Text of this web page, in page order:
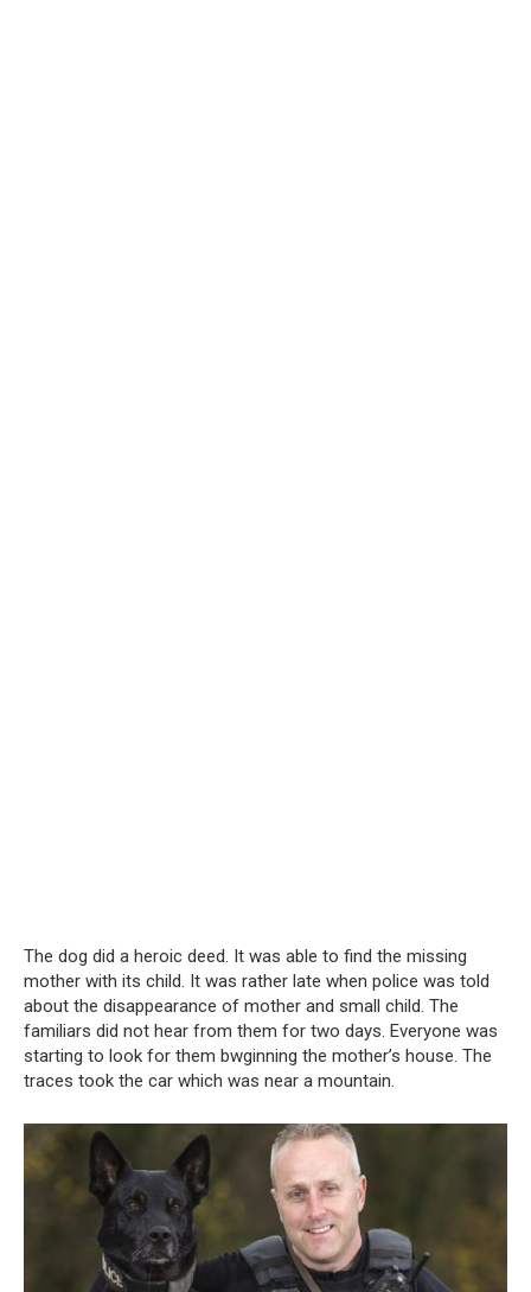
The dog did a heroic deed. It was able to find the missing
mother with its child. It was rather late when police was told
about the disappearance of mother and small child. The
familiars did not hear from them for two days. Everyone was
starting to look for them bwginning the mother’s house. The
traces took the car which was near a mountain.